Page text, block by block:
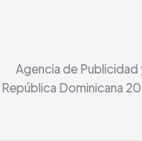
Agencia de
República Dominicana